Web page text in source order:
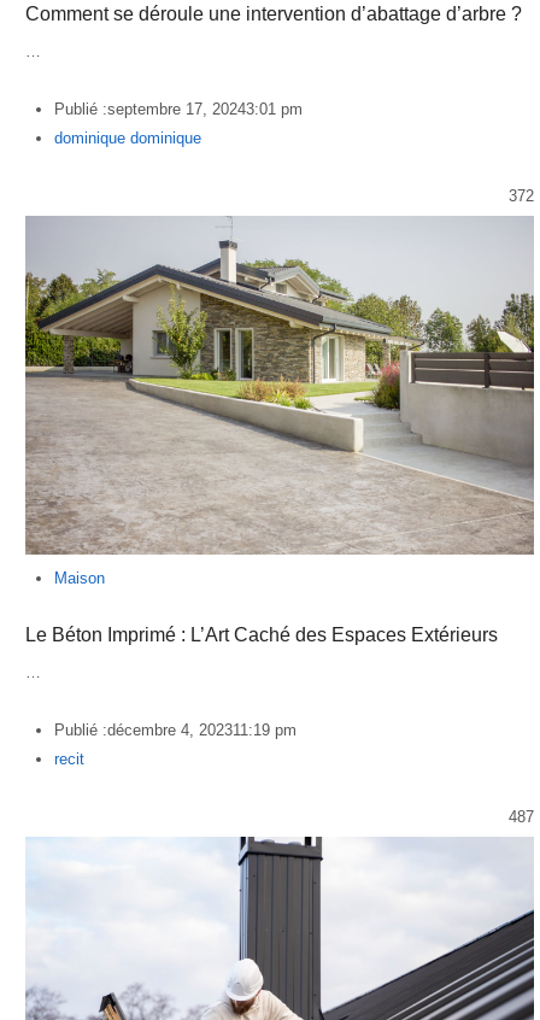
Comment se déroule une intervention d’abattage d’arbre ?
Publié :septembre 17, 20243:01 pm
Author
dominique dominique
372
Maison
Le Béton Imprimé : L’Art Caché des Espaces Extérieurs
…
Publié :décembre 4, 202311:19 pm
Author
recit
487